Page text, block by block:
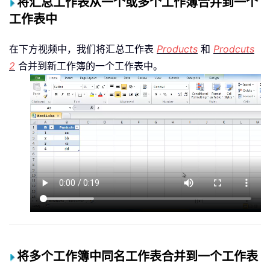
工作表中
在下方视频中，我们将汇总工作表 Products 和 Prodcuts
2 合并到新工作簿的一个工作表中。
将多个工作簿中同名工作表合并到一个工作表